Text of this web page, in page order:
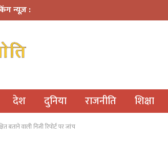
न्यूज़ :
देश दुनिया राजनीति शिक्षा
बताने वाली निजी रिपोर्ट पर जांच